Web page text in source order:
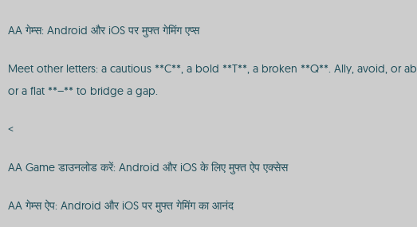
AA गेम्स: Android और iOS पर मुफ्त गेमिंग एप्स
Meet other letters: a cautious **C**, a bold **T**, a broken **Q**. Ally, avoid, or
or a flat **–** to bridge a gap.
<
AA Game डाउनलोड करें: Android और iOS के लिए मुफ्त ऐप एक्सेस
AA गेम्स ऐप: Android और iOS पर मुफ्त गेमिंग का आनंद